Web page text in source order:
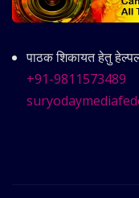
पाठक शिकायत हेतु
+91-9811573489